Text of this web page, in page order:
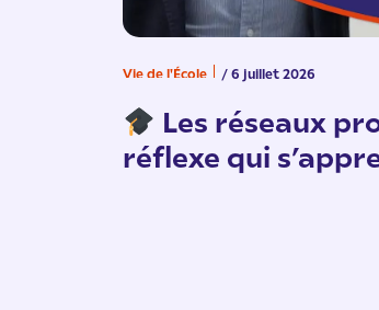
Vie de l'École / 6 juillet 2026
Les réseaux
réflexe qui